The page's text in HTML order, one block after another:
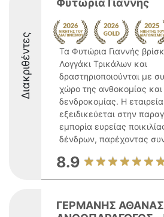
Διακριθέντες
Φυτώρια Γιαννής
Τα Φυτώρια Γιαννής
Λογγάκι Τρικάλων και
δραστηριοποιούνται με
χώρο της ανθοκομίας και
δενδροκομίας. Η εταιρεία
εξειδικεύεται στην
εμπορία ευρείας
δένδρων, παρέχοντας
8.9
ΓΕΡΜΑΝΗΣ